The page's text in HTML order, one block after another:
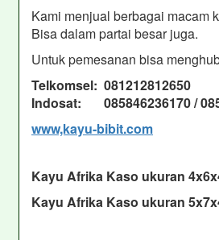
Kami menjual berbagai macam
Bisa dalam partai besar juga.
Untuk pemesanan bisa
Telkomsel: 081212812650
Indosat: 085846236170 /
www,kayu-bibit.com
Kayu Afrika Kaso ukuran
Kayu Afrika Kaso ukuran